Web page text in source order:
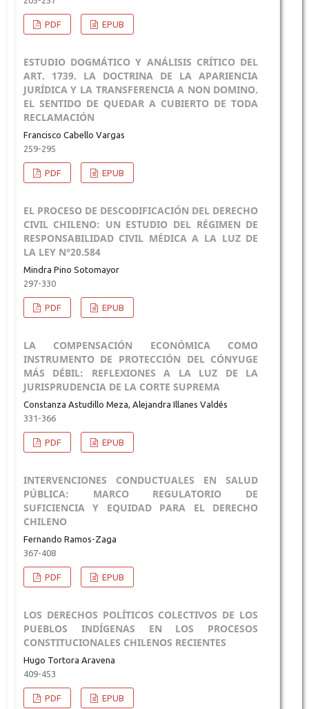
PDF EPUB
ESTUDIO DOGMÁTICO Y ANÁLISIS CRÍTICO DEL
ART. 1739. LA DOCTRINA DE LA APARIENCIA
JURÍDICA Y LA TRANSFERENCIA A NON DOMINO.
EL SENTIDO DE QUEDAR A CUBIERTO DE TODA
RECLAMACIÓN
Francisco Cabello Vargas
259-295
PDF EPUB
EL PROCESO DE DESCODIFICACIÓN DEL DERECHO
CIVIL CHILENO: UN ESTUDIO DEL RÉGIMEN DE
RESPONSABILIDAD CIVIL MÉDICA A LA LUZ DE
LA LEY N°20.584
Mindra Pino Sotomayor
297-330
PDF EPUB
LA COMPENSACIÓN ECONÓMICA COMO
INSTRUMENTO DE PROTECCIÓN DEL CÓNYUGE
MÁS DÉBIL: REFLEXIONES A LA LUZ DE LA
JURISPRUDENCIA DE LA CORTE SUPREMA
Constanza Astudillo Meza, Alejandra Illanes Valdés
331-366
PDF EPUB
INTERVENCIONES CONDUCTUALES EN SALUD
PÚBLICA: MARCO REGULATORIO DE
SUFICIENCIA Y EQUIDAD PARA EL DERECHO
CHILENO
Fernando Ramos-Zaga
367-408
PDF EPUB
LOS DERECHOS POLÍTICOS COLECTIVOS DE LOS
PUEBLOS INDÍGENAS EN LOS PROCESOS
CONSTITUCIONALES CHILENOS RECIENTES
Hugo Tortora Aravena
409-453
PDF EPUB